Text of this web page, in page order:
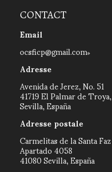
CONTACT
Email
ocsficp@gmail.com
Adresse
Avenida de Jerez, No. 51
41719 El Palmar de Troya,
Sevilla, España
Adresse postale
Carmelitas de la Santa Faz
Apartado 4058
41080 Sevilla, España